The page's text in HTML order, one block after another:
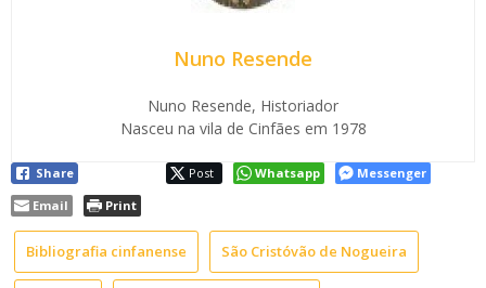
Nuno Resende
Nuno Resende, Historiador
Nasceu na vila de Cinfães em 1978
Share Post Whatsapp
Messenger
Email
Print
Bibliografia cinfanense São Cristóvão de Nogueira